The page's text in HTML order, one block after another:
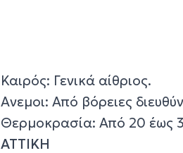
Καιρός: Γενικά αίθριος.
Ανεμοι: Από βόρειες
Θερμοκρασία: Από 20 έως
ΑΤΤΙΚΗ